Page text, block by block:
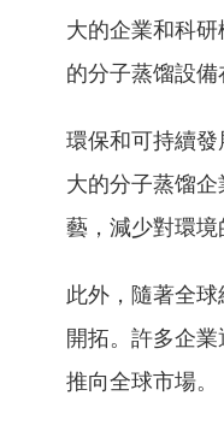
大的企業和科
的分子蒸馏設備
環保和可持續
大的分子蒸馏
藝，減少對環境
此外，隨著全
開拓。許多企
推向全球市場。